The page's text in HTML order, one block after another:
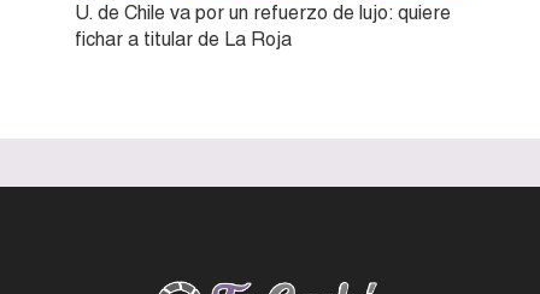
U. de Chile va por un refuerzo de lujo: quiere
fichar a titular de La Roja